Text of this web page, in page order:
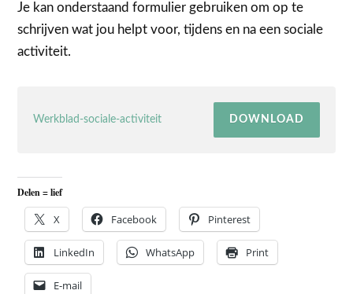
Je kan onderstaand formulier gebruiken om op te
schrijven wat jou helpt voor, tijdens en na een sociale
activiteit.
Werkblad-sociale-activiteit DOWNLOAD
Delen = lief
X Facebook Pinterest
LinkedIn WhatsApp Print
E-mail